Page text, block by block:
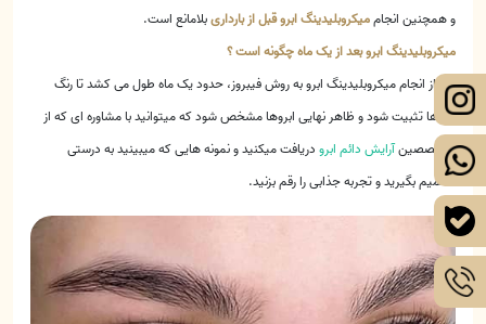
و همچنین انجاممیکروبلیدینگ ابرو قبل از بارداریبلامانع است.
میکروبلیدینگ ابرو بعد از یک ماه چگونه است ؟
بعد از انجام میکروبلیدینگ ابرو به روش فیبروز، حدود یک ماه طول می کشد تا رنگ
ابروها تثبیت شود و ظاهر نهایی ابروها مشخص شود که میتوانید با مشاوره ای که از
متخصصینآرایش دائم ابرو دریافت میکنید و نمونه هایی که میبینید به درستی
تصمیم بگیرید و تجربه جذابی را رقم بزنید.